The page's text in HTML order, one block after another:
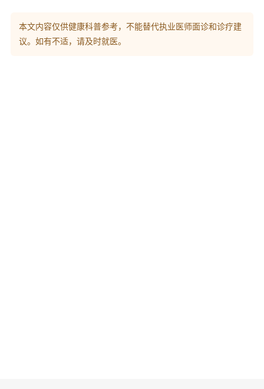
本文内容仅供健康科普参考，不能替代执业医师面诊和诊疗建
议。如有不适，请及时就医。